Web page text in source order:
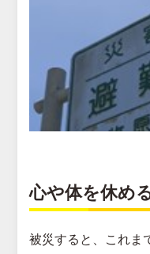
心や体を休め
被災すると、これま